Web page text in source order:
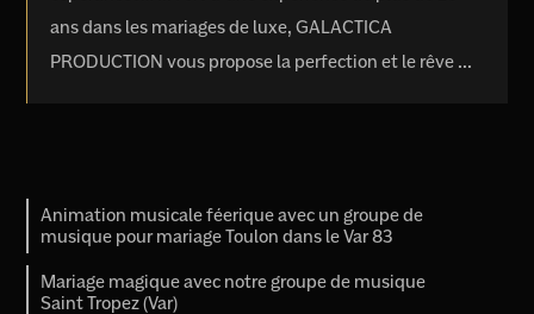
ans dans les mariages de luxe, GALACTICA
PRODUCTION vous propose la perfection et le rêve ...
Animation musicale féerique avec un groupe de
musique pour mariage Toulon dans le Var 83
Mariage magique avec notre groupe de musique
Saint Tropez (Var)